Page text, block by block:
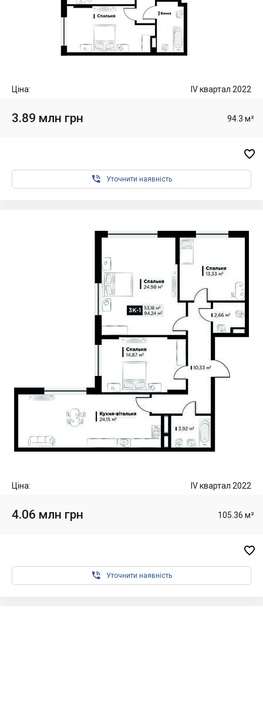
Ціна: IV квартал 2022
3.89 млн грн 94.3 м²

 Уточнити наявність
Ціна: IV квартал 2022
4.06 млн грн 105.36 м²

 Уточнити наявність